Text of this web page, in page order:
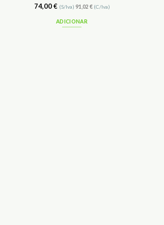
74,00€ (S/Iva) 91,02 €(C/Iva)
ADICIONAR